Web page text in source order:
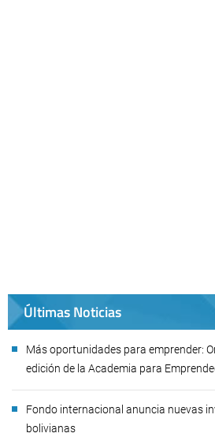
Últimas Noticias
Más oportunidades para emprender:
edición de la Academia para
Fondo internacional anuncia nuevas
bolivianas